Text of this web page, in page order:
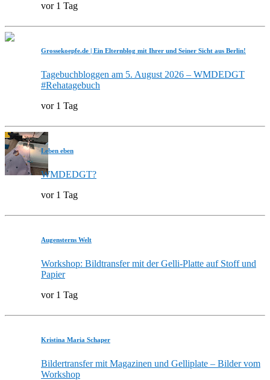
vor 1 Tag
Grossekoepfe.de | Ein Elternblog mit Ihrer und Seiner Sicht aus Berlin!
Tagebuchbloggen am 5. August 2026 – WMDEDGT
#Rehatagebuch
vor 1 Tag
Leben eben
WMDEDGT?
vor 1 Tag
Augensterns Welt
Workshop: Bildtransfer mit der Gelli-Platte auf Stoff und
Papier
vor 1 Tag
Kristina Maria Schaper
Bildertransfer mit Magazinen und Gelliplate – Bilder vom
Workshop